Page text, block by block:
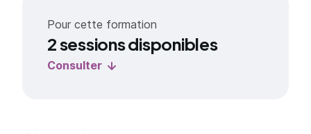
Pour cette formation
2 sessions disponibles
Consulter